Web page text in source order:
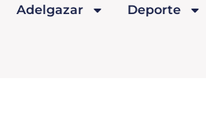
Adelgazar Deporte